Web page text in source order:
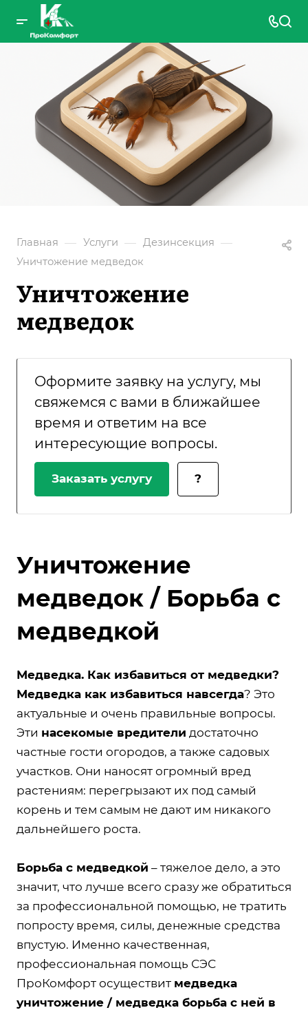
Главная — Услуги — Дезинсекция —
Уничтожение медведок
Уничтожение
медведок
Оформите заявку на услугу, мы
свяжемся с вами в ближайшее
время и ответим на все
интересующие вопросы.
Заказать услугу ?
Уничтожение
медведок / Борьба с
медведкой
Медведка. Как избавиться от медведки?
Медведка как избавиться навсегда? Это
актуальные и очень правильные вопросы.
Эти насекомые вредители достаточно
частные гости огородов, а также садовых
участков. Они наносят огромный вред
растениям: перегрызают их под самый
корень и тем самым не дают им никакого
дальнейшего роста.
Борьба с медведкой – тяжелое дело, а это
значит, что лучше всего сразу же обратиться
за профессиональной помощью, не тратить
попросту время, силы, денежные средства
впустую. Именно качественная,
профессиональная помощь СЭС
ПроКомфорт осуществит медведка
уничтожение / медведка борьба с ней в